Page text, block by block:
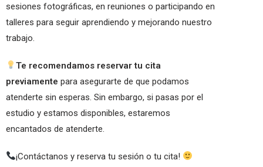
sesiones fotográficas, en reuniones o participando en
talleres para seguir aprendiendo y mejorando nuestro
trabajo.
Te recomendamos reservar tu cita
previamente para asegurarte de que podamos
atenderte sin esperas. Sin embargo, si pasas por el
estudio y estamos disponibles, estaremos
encantados de atenderte.
¡Contáctanos y reserva tu sesión o tu cita!